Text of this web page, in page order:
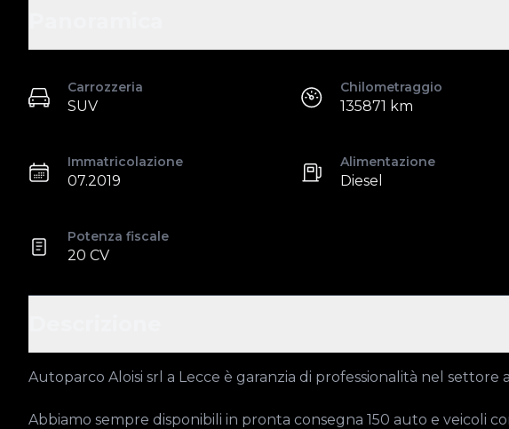
Carrozzeria
SUV
Chilometraggio
135871 km
Immatricolazione
07.2019
Alimentazione
Diesel
Potenza fiscale
20 CV
Autoparco Aloisi srl a Lecce è garanzia di professionalità nel settore
Abbiamo sempre disponibili in pronta consegna 150 auto e veicoli